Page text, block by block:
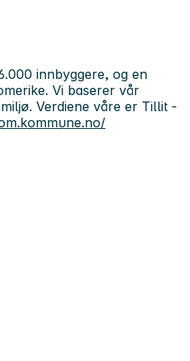
innbyggere, og en
Vi baserer vår
Verdiene våre er Tillit -